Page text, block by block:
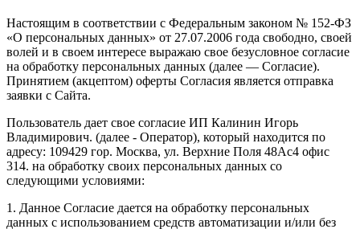
Настоящим в соответствии с Федеральным законом № 152-ФЗ
«О персональных данных» от 27.07.2006 года свободно, своей
волей и в своем интересе выражаю свое безусловное согласие
на обработку персональных данных (далее — Согласие).
Принятием (акцептом) оферты Согласия является отправка
заявки с Сайта.
Пользователь дает свое согласие ИП Калинин Игорь
Владимирович. (далее - Оператор), который находится по
адресу: 109429 гор. Москва, ул. Верхние Поля 48Ас4 офис
314. на обработку своих персональных данных со
следующими условиями:
1. Данное Согласие дается на обработку персональных
данных с использованием средств автоматизации и/или без